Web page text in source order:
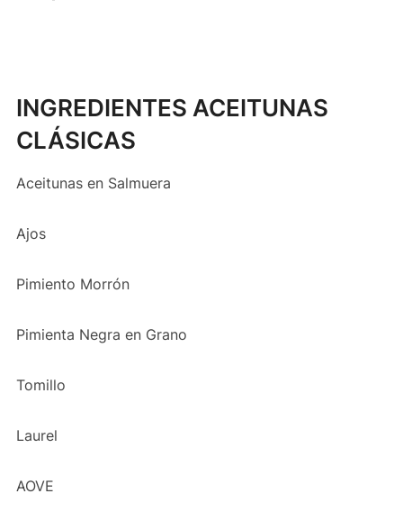
INGREDIENTES ACEITUNAS
CLÁSICAS
Aceitunas en Salmuera
Ajos
Pimiento Morrón
Pimienta Negra en Grano
Tomillo
Laurel
AOVE